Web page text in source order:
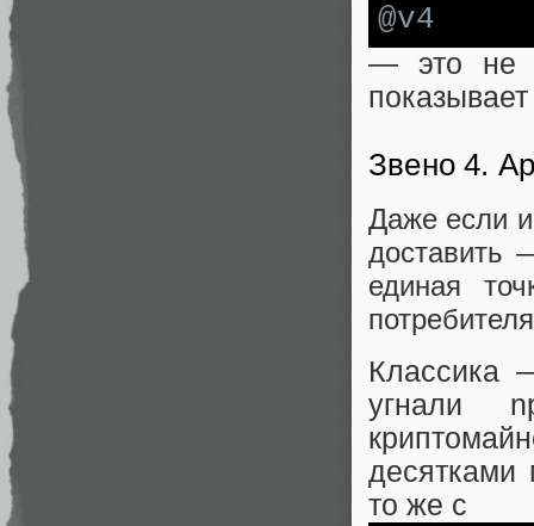
@v4
— это не
Звено 4.
Даже если
доставить
единая
угнали
десятками
то же с